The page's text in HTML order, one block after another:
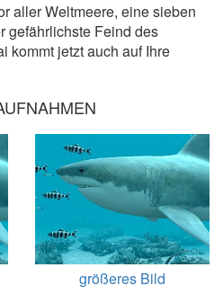
aller Weltmeere, eine sieben
gefährlichste Feind des
kommt jetzt auch auf Ihre
größeres Bild